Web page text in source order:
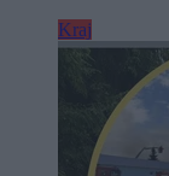
Kraj